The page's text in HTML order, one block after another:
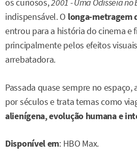
os curiosos,2001 - Uma Odisseia no
indispensável. O longa-metragem
entrou para a história do cinema e
principalmente pelos efeitos
arrebatadora.
Passada quase sempre no espaço,
por séculos e trata temas como
alienígena, evolução humana e
Disponível em: HBO Max.